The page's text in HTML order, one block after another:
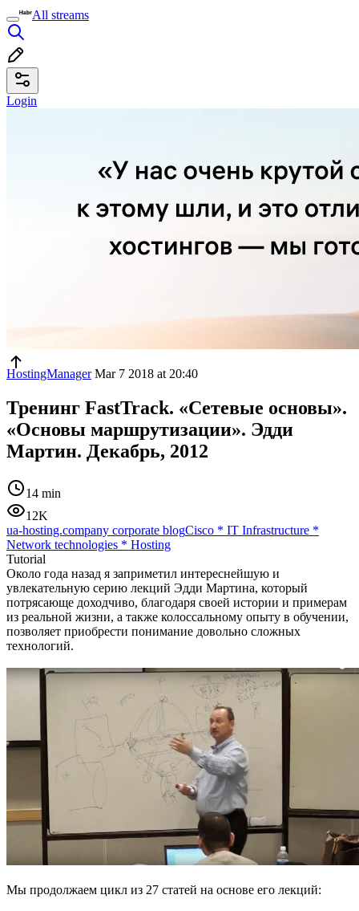
All streams
Login
HostingManagerMar 7 2018 at 20:40
Тренинг FastTrack. «Сетевые основы».
«Основы маршрутизации». Эдди
Мартин. Декабрь, 2012
14 min
12K
ua-hosting.company corporate blogCisco * IT Infrastructure *
Network technologies * Hosting
Tutorial
Около года назад я заприметил интереснейшую и
увлекательную серию лекций Эдди Мартина, который
потрясающе доходчиво, благодаря своей истории и примерам
из реальной жизни, а также колоссальному опыту в обучении,
позволяет приобрести понимание довольно сложных
технологий.
Мы продолжаем цикл из 27 статей на основе его лекций: